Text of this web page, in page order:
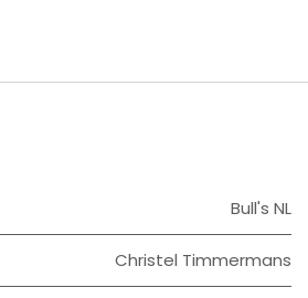
Bull's NL
Christel Timmermans